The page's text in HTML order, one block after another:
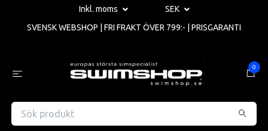
Inkl. moms
SEK
SVENSK WEBSHOP | FRI FRAKT ÖVER 799:- | PRISGARANTI
0